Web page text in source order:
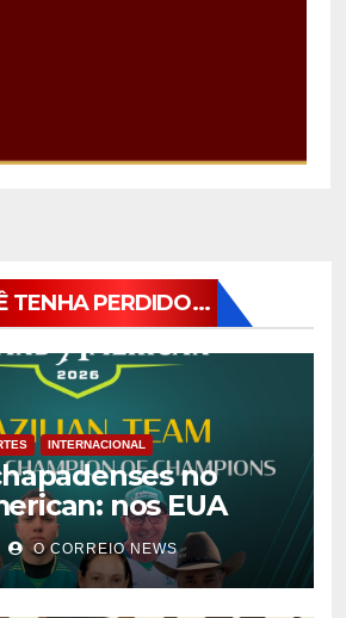
TENHA PERDIDO...
INTERNACIONAL
no
nos EUA
O CORREIO NEWS